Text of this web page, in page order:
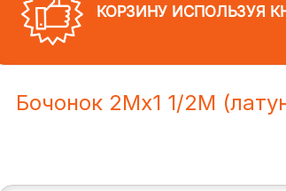
КОРЗИНУ ИСПОЛЬЗУЯ
Бочонок 2Mх1 1/2M